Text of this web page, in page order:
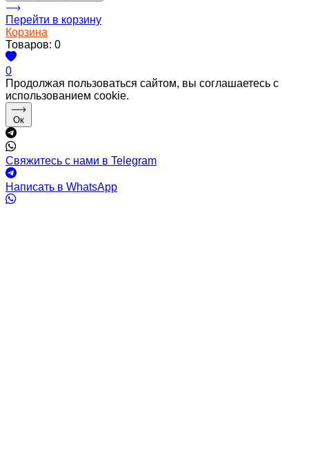
Перейти в корзину
Корзина
Товаров: 0
0
Продолжая пользоваться сайтом, вы соглашаетесь с
использованием cookie.
Ок
Свяжитесь с нами в Telegram
Написать в WhatsApp